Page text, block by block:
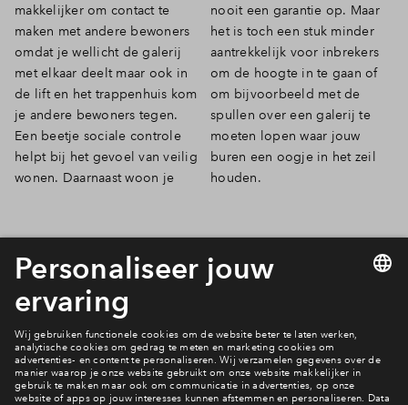
makkelijker om contact te
maken met andere bewoners
omdat je wellicht de galerij
met elkaar deelt maar ook in
de lift en het trappenhuis kom
je andere bewoners tegen.
Een beetje sociale controle
helpt bij het gevoel van veilig
wonen. Daarnaast woon je
nooit een garantie op. Maar
het is toch een stuk minder
aantrekkelijk voor inbrekers
om de hoogte in te gaan of
om bijvoorbeeld met de
spullen over een galerij te
moeten lopen waar jouw
buren een oogje in het zeil
houden.
Levensloopbestendig bovendien!
Alle voordelen samen maken deze appartementen trouwens
uitermate geschikt als levensloopbestendige woningen.
Dichtbij de voorzieningen, veilig, makkelijk schoon te maken,
geen tot weinig onderhoud, hier kan je oud worden!